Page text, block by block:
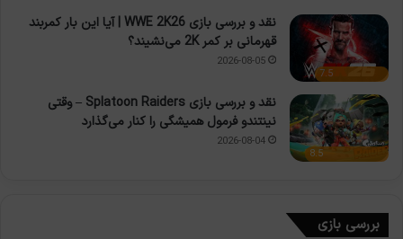
7.5
نقد و بررسی بازی WWE 2K26 | آیا این بار کمربند
قهرمانی بر کمر 2K می‌نشیند؟
2026-08-05
8.5
نقد و بررسی بازی Splatoon Raiders – وقتی
نینتندو فرمول همیشگی را کنار می‌گذارد
2026-08-04
بررسی بازی